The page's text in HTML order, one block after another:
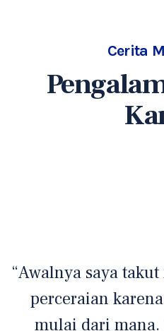
Cerita
“Awalnya saya
perceraian
mulai dari mana.